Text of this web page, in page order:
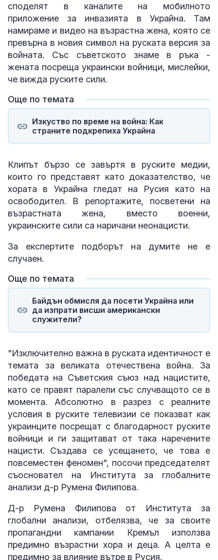
споделят в каналите на мобилното
приложение за инвазията в Украйна. Там
намираме и видео на възрастна жена, която се
превърна в новия символ на руската версия за
войната. Със съветското знаме в ръка -
жената посреща украински войници, мислейки,
че вижда руските сили.
Още по темата
Изкуство по време на война: Как
страните подкрепиха Украйна
Клипът бързо се завъртя в руските медии,
които го представят като доказателство, че
хората в Украйна гледат на Русия като на
освободител. В репортажите, посветени на
възрастната жена, вместо военни,
украинските сили са наричани неонацисти.
За експертите подборът на думите не е
случаен.
Още по темата
Байдън обмисля да посети Украйна или
да изпрати висши американски
служители?
"Изключително важна в руската идентичност е
темата за великата отечествена война. За
победата на Съветския съюз над нацистите,
като се правят паралели със случващото се в
момента. Абсолютно в разрез с реалните
условия в руските телевизии се показват как
украинците посрещат с благодарност руските
войници и ги защитават от така наречените
нацисти. Създава се усещането, че това е
повсеместен феномен", посочи председателят
съосновател на Института за глобалните
анализи д-р Румена Филипова.
Д-р Румена Филипова от Института за
глобални анализи, отбелязва, че за своите
пропагандни кампании Кремъл използва
предимно възрастни хора и деца. А целта е
предимно за влияние вътре в Русия.